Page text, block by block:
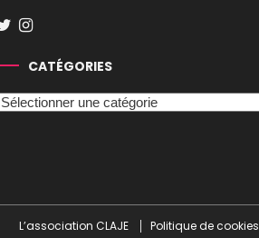
CATÉGORIES
L’association CLAJE Politique de cookies